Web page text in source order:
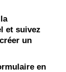
et suivez
un
en